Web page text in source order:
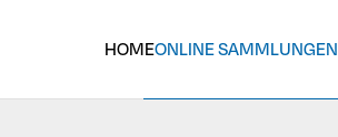
HOMEONLINE SAMMLUNGEN